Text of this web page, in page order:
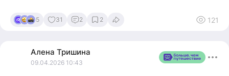
В музей русского десерта я решила не идти, отзывы были
Понравились выставки в Звенигородском Манеже.
5 31 2 2 121
Алена Тришина
09.04.2026 10:43